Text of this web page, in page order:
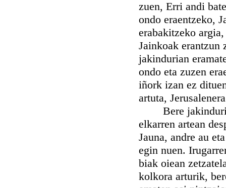
zuen, Erri andi
ondo eraentzeko,
erabakitzeko
Jainkoak erantzun
jakindurian
ondo eta zuzen
iñork izan ez
artuta,
Bere jakinduria
elkarren artean
Jauna, andre au
egin nuen.
biak oiean
kolkora arturik,